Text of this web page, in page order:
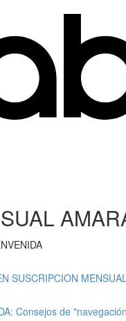
SUSCRIPCION
Consejos de